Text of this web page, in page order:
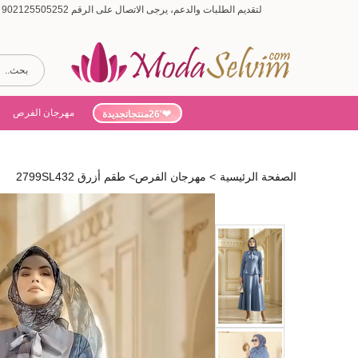
لتقديم الطلبات والدعم، يرجى الاتصال على الرقم 902125505252 (أيام الأسبوع من 9:00 إلى 19:00، أيام السبت من 9:00 إلى 15:00)
'26منتجاتجديدة مهرجان الفرص
الصفحة الرئيسية > مهرجان الفرص> طقم أزرق 2799SL432